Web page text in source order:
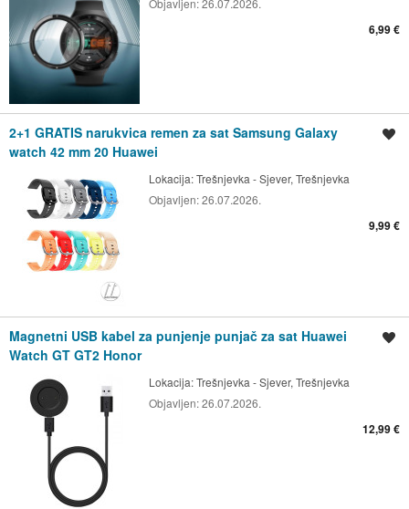
6,99 €
2+1 GRATIS narukvica remen za sat Samsung Galaxy
watch 42 mm 20 Huawei
Lokacija:Trešnjevka - Sjever, Trešnjevka
Objavljen:26.07.2026.
9,99 €
Magnetni USB kabel za punjenje punjač za sat Huawei
Watch GT GT2 Honor
Lokacija:Trešnjevka - Sjever, Trešnjevka
Objavljen:26.07.2026.
12,99 €